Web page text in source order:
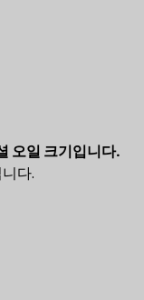
오일 크기입니다.
다.